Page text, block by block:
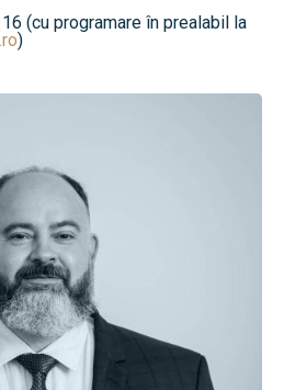
(cu programare în prealabil la
)